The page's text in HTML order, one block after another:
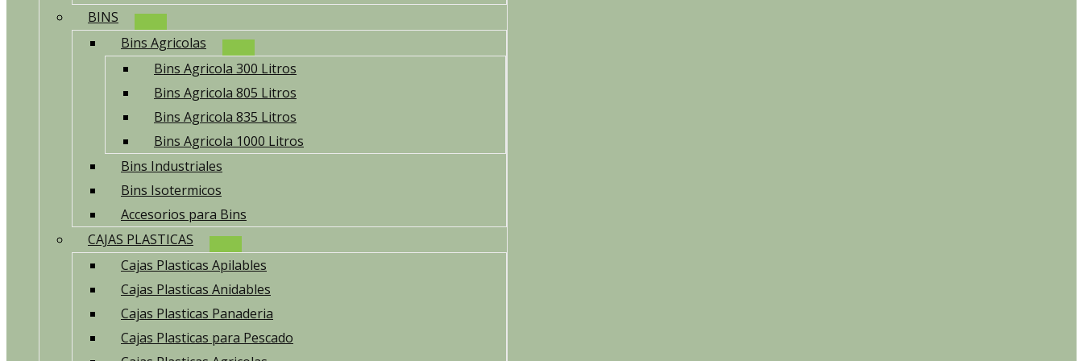
BINS
Bins Agricolas
Bins Agricola 300 Litros
Bins Agricola 805 Litros
Bins Agricola 835 Litros
Bins Agricola 1000 Litros
Bins Industriales
Bins Isotermicos
Accesorios para Bins
CAJAS PLASTICAS
Cajas Plasticas Apilables
Cajas Plasticas Anidables
Cajas Plasticas Panaderia
Cajas Plasticas para Pescado